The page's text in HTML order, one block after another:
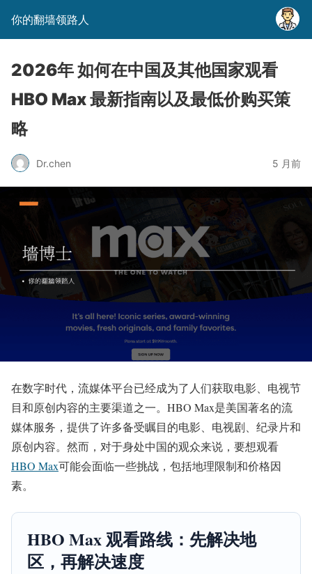
你的翻墙领路人
2026年 如何在中国及其他国家观看
HBO Max 最新指南以及最低价购买策
略
Dr.chen 5 月前
在数字时代，流媒体平台已经成为了人们获取电影、电视节
目和原创内容的主要渠道之一。HBO Max是美国著名的流
媒体服务，提供了许多备受瞩目的电影、电视剧、纪录片和
原创内容。然而，对于身处中国的观众来说，要想观看
HBO Max可能会面临一些挑战，包括地理限制和价格因
素。
HBO Max 观看路线：先解决地
区，再解决速度